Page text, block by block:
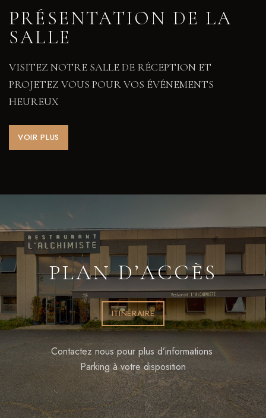
PRÉSENTATION DE LA
SALLE
VISITEZ NOTRE SALLE DE RÉCEPTION ET
PROJETEZ VOUS POUR VOS ÉVÉNEMENTS
HEUREUX
VOIR PLUS
PLAN D’ACCÈS
ITINÉRAIRE
Contactez nous pour plus d’informations
Parking à votre disposition